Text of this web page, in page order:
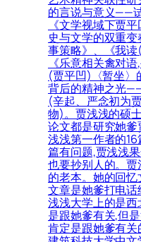
的言说与意义——
《文学视域下贾
史与文学的双重
事策略》、《我读
《乐意相关禽对
(贾平凹)〈暂坐〉
背后的精神之光
(辛起、严念初为
物)。贾浅浅的硕
论文都是研究她
浅浅第一作者的
篇有问题,贾浅浅
也要抄别人的。
的老本。她的回
文章是她爹打电
浅浅大学上的是
是跟她爹有关,但
肯定是跟她爹有